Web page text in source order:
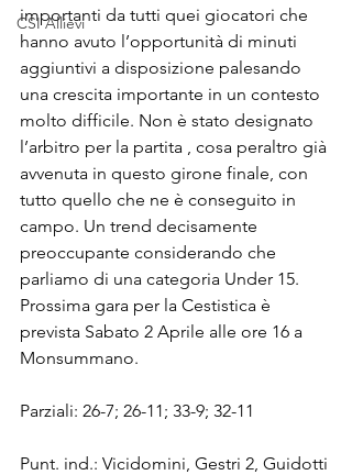
CSI Allievi
importanti da tutti quei giocatori che
hanno avuto l’opportunità di minuti
aggiuntivi a disposizione palesando
una crescita importante in un contesto
molto difficile. Non è stato designato
l’arbitro per la partita , cosa peraltro già
avvenuta in questo girone finale, con
tutto quello che ne è conseguito in
campo. Un trend decisamente
preoccupante considerando che
parliamo di una categoria Under 15.
Prossima gara per la Cestistica è
prevista Sabato 2 Aprile alle ore 16 a
Monsummano.
Parziali: 26-7; 26-11; 33-9; 32-11
Punt. ind.: Vicidomini, Gestri 2, Guidotti